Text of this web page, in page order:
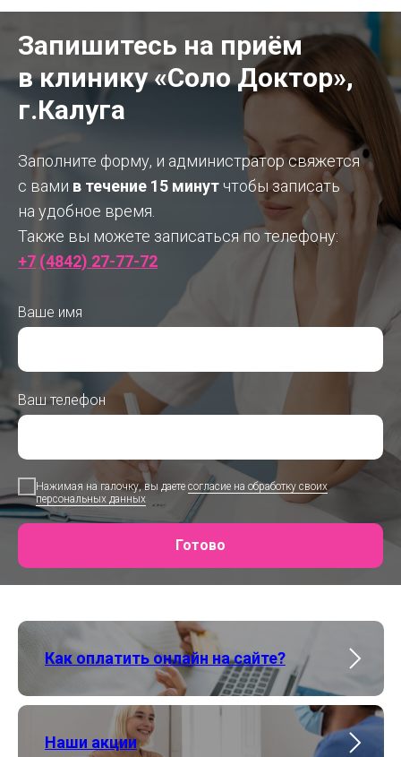
Запишитесь на приём
в клинику «Соло Доктор»,
г.Калуга
Заполните форму, и администратор свяжется
с вами в течение 15 минут чтобызаписать
на удобное время.
Также вы можете записаться по телефону:
+7 (4842) 27-77-72
Ваше имя
Ваш телефон
Нажимая на галочку, вы даете согласие на обработку своих
персональных данных
Готово
Как оплатить онлайн на сайте?
Наши акции